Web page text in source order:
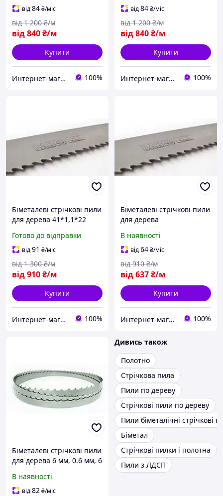
від84₴/міс
від840₴/м
від 1 200 ₴/м
Купити
Интернет-магазин "Мир Всего" 100%
від84₴/міс
від840₴/м
від 1 200 ₴/м
Купити
Интернет-магазин "Мир Всего" 100%
Біметалеві стрічкові пили
для дерева 41*1,1*22
Готово до відправки
від91 ₴/міс
від910₴/м
від 1 300 ₴/м
Купити
Интернет-магазин "Мир Всего" 100%
Біметалеві стрічкові пили
для дерева
В наявності
від64₴/міс
від637₴/м
від 910 ₴/м
Купити
Интернет-магазин "Мир Всего" 100%
Біметалеві стрічкові пили
для дерева 6 мм, 0.6 мм, 6
В наявності
від82₴/міс
Дивись також
Полотно
Стрічкова пила
Пили по дереву
Стрічкові пили по дереву
Пили біметалічні стрічкові
Біметал
Стрічкові пилки і полотна
Пили з ЛДСП